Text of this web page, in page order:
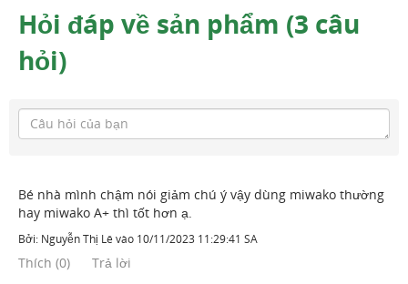
Hỏi đáp về sản phẩm (3 câu
hỏi)
Bé nhà mình chậm nói giảm chú ý vậy dùng miwako thường
hay miwako A+ thì tốt hơn ạ.
Bởi: Nguyễn Thị Lê vào 10/11/2023 11:29:41 SA
Thích (0) Trả lời